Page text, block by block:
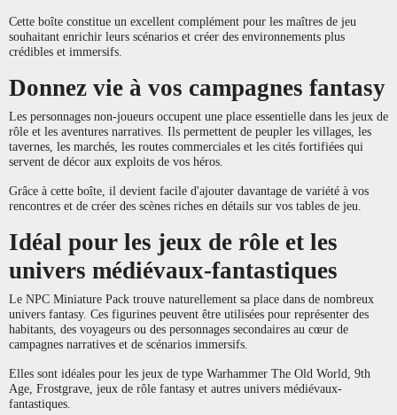
Cette boîte constitue un excellent complément pour les maîtres de jeu
souhaitant enrichir leurs scénarios et créer des environnements plus
crédibles et immersifs.
Donnez vie à vos campagnes fantasy
Les personnages non-joueurs occupent une place essentielle dans les jeux de
rôle et les aventures narratives. Ils permettent de peupler les villages, les
tavernes, les marchés, les routes commerciales et les cités fortifiées qui
servent de décor aux exploits de vos héros.
Grâce à cette boîte, il devient facile d'ajouter davantage de variété à vos
rencontres et de créer des scènes riches en détails sur vos tables de jeu.
Idéal pour les jeux de rôle et les
univers médiévaux-fantastiques
Le NPC Miniature Pack trouve naturellement sa place dans de nombreux
univers fantasy. Ces figurines peuvent être utilisées pour représenter des
habitants, des voyageurs ou des personnages secondaires au cœur de
campagnes narratives et de scénarios immersifs.
Elles sont idéales pour les jeux de type Warhammer The Old World, 9th
Age, Frostgrave, jeux de rôle fantasy et autres univers médiévaux-
fantastiques.